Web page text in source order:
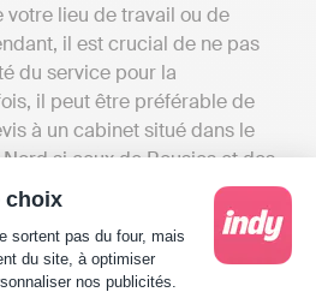
choix
du Consentement :
sortent pas du four, mais
du site, à optimiser
nos publicités.
votre lieu de travail ou de
il est crucial de ne pas
du service pour la
il peut être préférable de
à un cabinet situé dans le
si ceux de Bousies et des
pas à vos attentes,
devoir vous y rendre
réunions importantes.